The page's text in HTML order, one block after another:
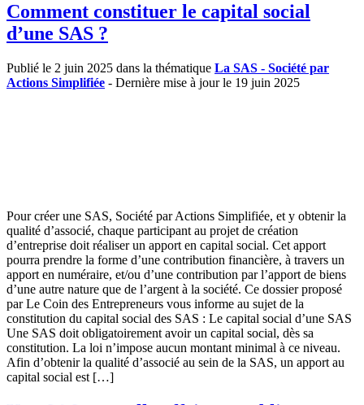
Comment constituer le capital social
d’une SAS ?
Publié le 2 juin 2025 dans la thématique La SAS - Société par
Actions Simplifiée - Dernière mise à jour le 19 juin 2025
Pour créer une SAS, Société par Actions Simplifiée, et y obtenir la
qualité d’associé, chaque participant au projet de création
d’entreprise doit réaliser un apport en capital social. Cet apport
pourra prendre la forme d’une contribution financière, à travers un
apport en numéraire, et/ou d’une contribution par l’apport de biens
d’une autre nature que de l’argent à la société. Ce dossier proposé
par Le Coin des Entrepreneurs vous informe au sujet de la
constitution du capital social des SAS : Le capital social d’une SAS
Une SAS doit obligatoirement avoir un capital social, dès sa
constitution. La loi n’impose aucun montant minimal à ce niveau.
Afin d’obtenir la qualité d’associé au sein de la SAS, un apport au
capital social est […]